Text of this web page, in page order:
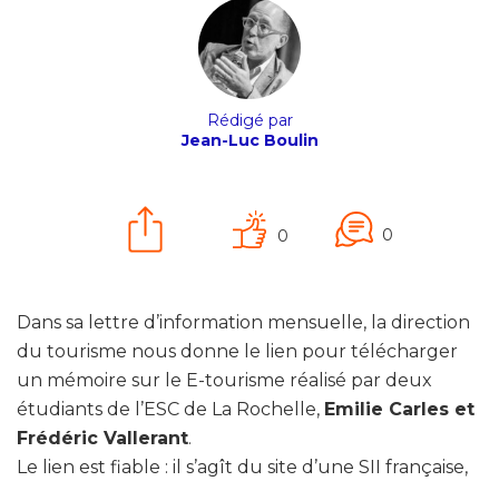
Rédigé par
Jean-Luc Boulin
0 0
Dans sa lettre d’information mensuelle, la direction
du tourisme nous donne le lien pour télécharger
un mémoire sur le E-tourisme réalisé par deux
étudiants de l’ESC de La Rochelle, Emilie Carles et
Frédéric Vallerant.
Le lien est fiable : il s’agît du site d’une SII française,